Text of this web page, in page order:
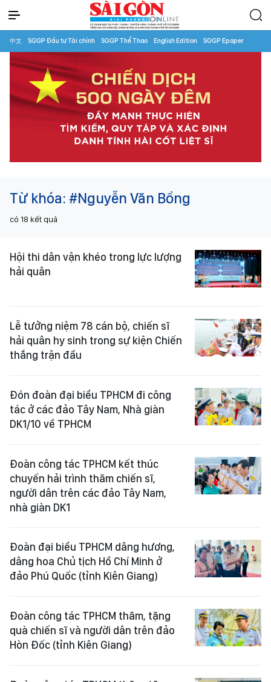
中文 SGGP Đầu tư Tài chính SGGP Thể Thao English Edition SGGP Epaper
Từ khóa: #Nguyễn Văn Bổng
có 18 kết quả
Hội thi dân vận khéo trong lực lượng
hải quân
Lễ tưởng niệm 78 cán bộ, chiến sĩ
hải quân hy sinh trong sự kiện Chiến
thắng trận đầu
Đón đoàn đại biểu TPHCM đi công
tác ở các đảo Tây Nam, Nhà giàn
DK1/10 về TPHCM
Đoàn công tác TPHCM kết thúc
chuyến hải trình thăm chiến sĩ,
người dân trên các đảo Tây Nam,
nhà giàn DK1
Đoàn đại biểu TPHCM dâng hương,
dâng hoa Chủ tịch Hồ Chí Minh ở
đảo Phú Quốc (tỉnh Kiên Giang)
Đoàn công tác TPHCM thăm, tặng
quà chiến sĩ và người dân trên đảo
Hòn Đốc (tỉnh Kiên Giang)